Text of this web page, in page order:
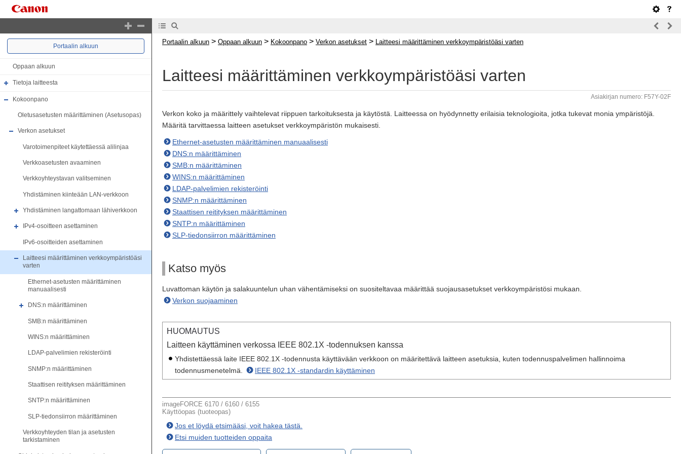
Portaalin alkuun
Oppaan alkuun
Tietoja laitteesta
Kokoonpano
Oletusasetusten määrittäminen (Asetusopas)
Verkon asetukset
Varotoimenpiteet käytettäessä alilinjaa
Verkkoasetusten avaaminen
Verkkoyhteystavan valitseminen
Yhdistäminen kiinteään LAN-verkkoon
Yhdistäminen langattomaan lähiverkkoon
IPv4-osoitteen asettaminen
IPv6-osoitteiden asettaminen
Laitteesi määrittäminen verkkoympäristöäsi
varten
Ethernet-asetusten määrittäminen
manuaalisesti
DNS:n määrittäminen
SMB:n määrittäminen
WINS:n määrittäminen
LDAP-palvelimien rekisteröinti
SNMP:n määrittäminen
Staattisen reitityksen määrittäminen
SNTP:n määrittäminen
SLP-tiedonsiirron määrittäminen
Verkkoyhteyden tilan ja asetusten
tarkistaminen
Portaalin alkuun > Oppaan alkuun > Kokoonpano > Verkon asetukset > Laitteesi määrittäminen verkkoympäristöäsi varten
Laitteesi määrittäminen verkkoympäristöäsi varten
Asiakirjan numero: F57Y-02F
Verkon koko ja määrittely vaihtelevat riippuen tarkoituksesta ja käytöstä. Laitteessa on hyödynnetty erilaisia teknologioita, jotka tukevat monia ympäristöjä.
Määritä tarvittaessa laitteen asetukset verkkoympäristön mukaisesti.
Ethernet-asetusten määrittäminen manuaalisesti
DNS:n määrittäminen
SMB:n määrittäminen
WINS:n määrittäminen
LDAP-palvelimien rekisteröinti
SNMP:n määrittäminen
Staattisen reitityksen määrittäminen
SNTP:n määrittäminen
SLP-tiedonsiirron määrittäminen
Katso myös
Luvattoman käytön ja salakuuntelun uhan vähentämiseksi on suositeltavaa määrittää suojausasetukset verkkoympäristösi mukaan.
Verkon suojaaminen
HUOMAUTUS
Laitteen käyttäminen verkossa IEEE 802.1X -todennuksen kanssa
Yhdistettäessä laite IEEE 802.1X -todennusta käyttävään verkkoon on määritettävä laitteen asetuksia, kuten todennuspalvelimen hallinnoima
todennusmenetelmä.
IEEE 802.1X -standardin käyttäminen
imageFORCE 6170 / 6160 / 6155
Käyttöopas (tuoteopas)
Jos et löydä etsimääsi, voit hakea tästä.
Etsi muiden tuotteiden oppaita